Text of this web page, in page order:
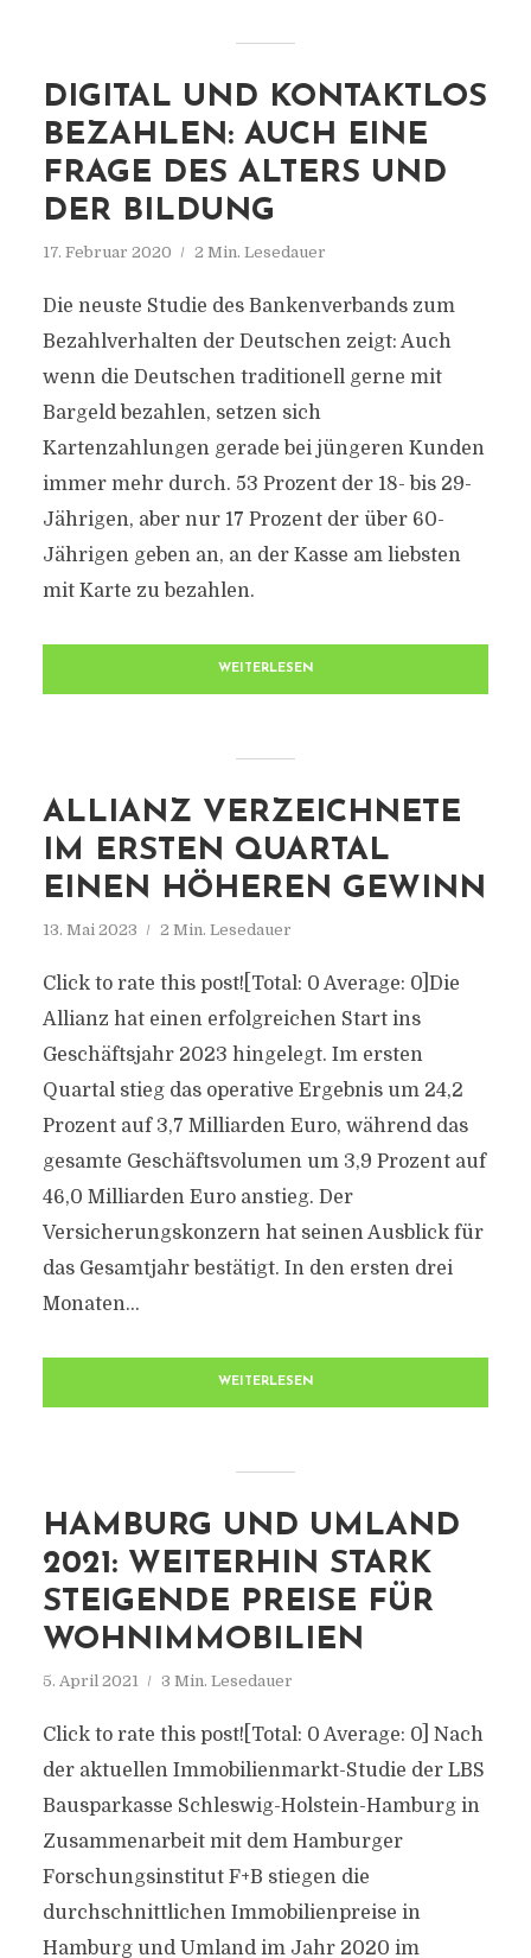
DIGITAL UND KONTAKTLOS
BEZAHLEN: AUCH EINE
FRAGE DES ALTERS UND
DER BILDUNG
17. Februar 2020 2 Min. Lesedauer
Die neuste Studie des Bankenverbands zum
Bezahlverhalten der Deutschen zeigt: Auch
wenn die Deutschen traditionell gerne mit
Bargeld bezahlen, setzen sich
Kartenzahlungen gerade bei jüngeren Kunden
immer mehr durch. 53 Prozent der 18- bis 29-
Jährigen, aber nur 17 Prozent der über 60-
Jährigen geben an, an der Kasse am liebsten
mit Karte zu bezahlen.
WEITERLESEN
ALLIANZ VERZEICHNETE
IM ERSTEN QUARTAL
EINEN HÖHEREN GEWINN
13. Mai 2023 2 Min. Lesedauer
Click to rate this post![Total: 0 Average: 0]Die
Allianz hat einen erfolgreichen Start ins
Geschäftsjahr 2023 hingelegt. Im ersten
Quartal stieg das operative Ergebnis um 24,2
Prozent auf 3,7 Milliarden Euro, während das
gesamte Geschäftsvolumen um 3,9 Prozent auf
46,0 Milliarden Euro anstieg. Der
Versicherungskonzern hat seinen Ausblick für
das Gesamtjahr bestätigt. In den ersten drei
Monaten...
WEITERLESEN
HAMBURG UND UMLAND
2021: WEITERHIN STARK
STEIGENDE PREISE FÜR
WOHNIMMOBILIEN
5. April 2021 3 Min. Lesedauer
Click to rate this post![Total: 0 Average: 0] Nach
der aktuellen Immobilienmarkt-Studie der LBS
Bausparkasse Schleswig-Holstein-Hamburg in
Zusammenarbeit mit dem Hamburger
Forschungsinstitut F+B stiegen die
durchschnittlichen Immobilienpreise in
Hamburg und Umland im Jahr 2020 im